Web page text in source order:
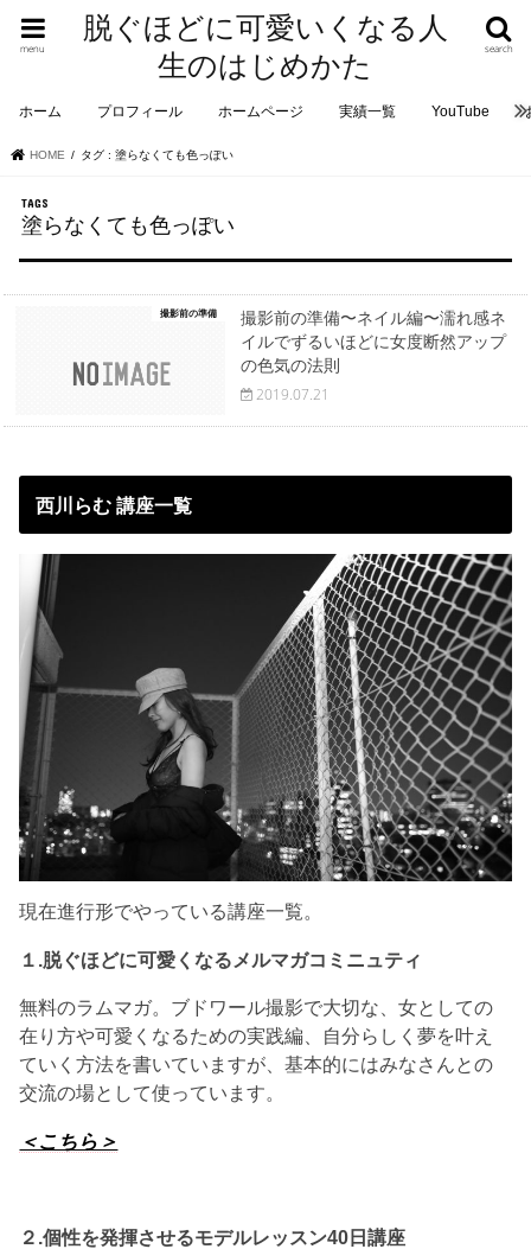
脱ぐほどに可愛いくなる人
生のはじめかた
search
menu
ホーム プロフィール ホームページ 実績一覧 YouTube
HOME タグ : 塗らなくても色っぽい
塗らなくても色っぽい
撮影前の準備
撮影前の準備〜ネイル編〜濡れ感ネ
イルでずるいほどに女度断然アップ
の色気の法則
2019.07.21
西川らむ 講座一覧
現在進行形でやっている講座一覧。
１.脱ぐほどに可愛くなるメルマガコミニュティ
無料のラムマガ。ブドワール撮影で大切な、女としての
在り方や可愛くなるための実践編、自分らしく夢を叶え
ていく方法を書いていますが、基本的にはみなさんとの
交流の場として使っています。
＜こちら＞
２.個性を発揮させるモデルレッスン40日講座